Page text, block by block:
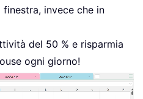
finestra, invece che in
del 50 % e risparmia
ogni giorno!